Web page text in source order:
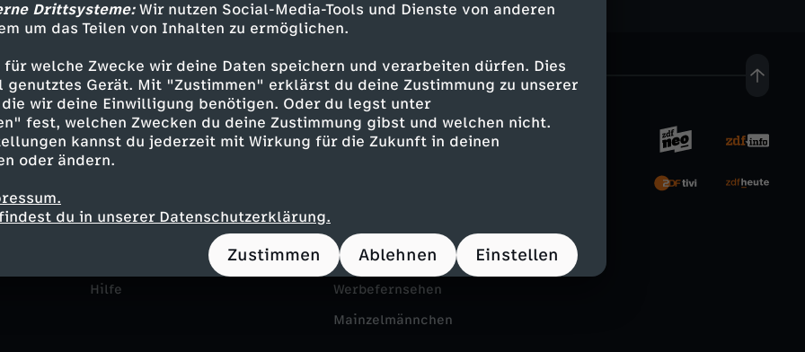
Drittsysteme:Wir nutzen Social-Media-Tools und Dienste von anderen
um das Teilen von Inhalten zu ermöglichen.
für welche Zwecke wir deine Daten speichern und verarbeiten dürfen. Dies
Gerät. Mit "Zustimmen" erklärst du deine Zustimmung zu unserer
wir deine Einwilligung benötigen. Oder du legst unter
fest, welchen Zwecken du deine Zustimmung gibst und welchen nicht.
kannst du jederzeit mit Wirkung für die Zukunft in deinen
oder ändern.
du in unserer Datenschutzerklärung.
Zustimmen Ablehnen Einstellen
Service
ZDFmitreden
Tickets
Zuschauerservice
Hilfe
Das ZDF
ZDF goes Schule
Werbefernsehen
Mainzelmännchen